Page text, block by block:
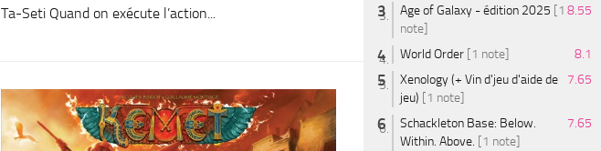
Ta-Seti Quand on exécute l’action...
Age of Galaxy - édition 2025 [1
note]
8.55
World Order [1 note]
8.1
Xenology (+ Vin d'jeu d'aide de
jeu) [1 note]
7.65
Schackleton Base: Below.
Within. Above. [1 note]
7.65